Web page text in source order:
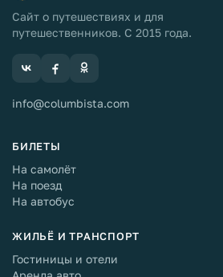
Сайт о путешествиях и для
путешественников. С 2015 года.
info@columbista.com
БИЛЕТЫ
На самолёт
На поезд
На автобус
ЖИЛЬЁ И ТРАНСПОРТ
Гостиницы и отели